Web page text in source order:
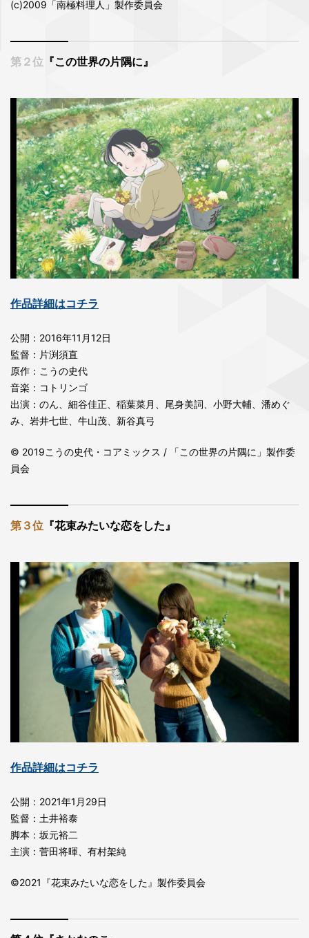
(c)2009「南極料理人」製作委員会
第２位 『この世界の片隅に』
作品詳細はコチラ
公開：2016年11月12日
監督：片渕須直
原作：こうの史代
音楽：コトリンゴ
出演：のん、細谷佳正、稲葉菜月、尾身美詞、小野大輔、潘めぐ
み、岩井七世、牛山茂、新谷真弓
© 2019こうの史代・コアミックス / 「この世界の片隅に」製作委
員会
第３位 『花束みたいな恋をした』
作品詳細はコチラ
公開：2021年1月29日
監督：土井裕泰
脚本：坂元裕二
主演：菅田将暉、有村架純
©2021『花束みたいな恋をした』製作委員会